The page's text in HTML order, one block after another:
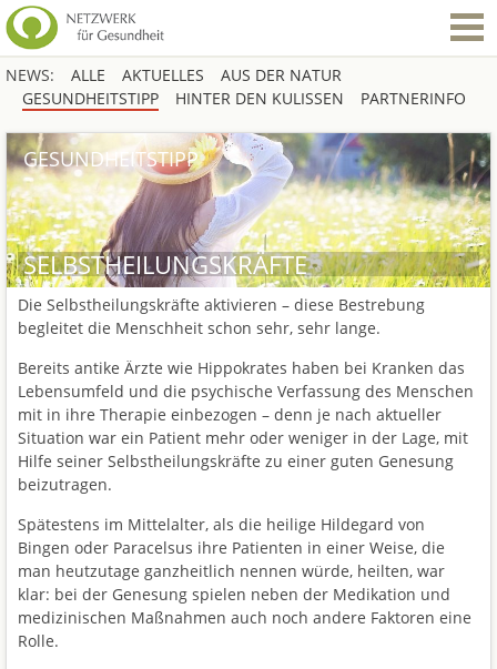
NEWS: ALLE AKTUELLES
AUS DER NATUR
GESUNDHEITSTIPP
HINTER DEN KULISSEN PARTNERINFO
SELBSTHEILUNGSKRÄFTE
GESUNDHEITSTIPP
Die Selbstheilungskräfte aktivieren – diese Bestrebung
begleitet die Menschheit schon sehr, sehr lange.
Bereits antike Ärzte wie Hippokrates haben bei Kranken das
Lebensumfeld und die psychische Verfassung des Menschen
mit in ihre Therapie einbezogen – denn je nach aktueller
Situation war ein Patient mehr oder weniger in der Lage, mit
Hilfe seiner Selbstheilungskräfte zu einer guten Genesung
beizutragen.
Spätestens im Mittelalter, als die heilige Hildegard von
Bingen oder Paracelsus ihre Patienten in einer Weise, die
man heutzutage ganzheitlich nennen würde, heilten, war
klar: bei der Genesung spielen neben der Medikation und
medizinischen Maßnahmen auch noch andere Faktoren eine
Rolle.